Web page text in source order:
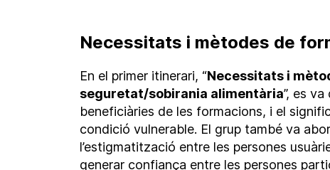
Necessitats i mètodes de
En el primer itinerari, “Necessitats i
seguretat/sobirania alimentària”, es
beneficiàries de les formacions, i el
condició vulnerable. El grup també va
l’estigmatització entre les persones
generar confiança entre les persones